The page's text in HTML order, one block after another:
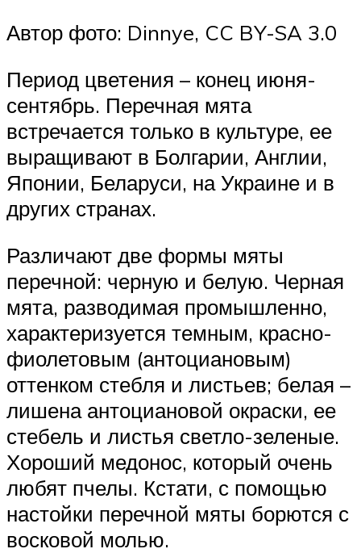
Автор фото: Dinnye, CC BY-SA 3.0
Период цветения – конец июня-
сентябрь. Перечная мята
встречается только в культуре, ее
выращивают в Болгарии, Англии,
Японии, Беларуси, на Украине и в
других странах.
Различают две формы мяты
перечной: черную и белую. Черная
мята, разводимая промышленно,
характеризуется темным, красно-
фиолетовым (антоциановым)
оттенком стебля и листьев; белая –
лишена антоциановой окраски, ее
стебель и листья светло-зеленые.
Хороший медонос, который очень
любят пчелы. Кстати, с помощью
настойки перечной мяты борются с
восковой молью.